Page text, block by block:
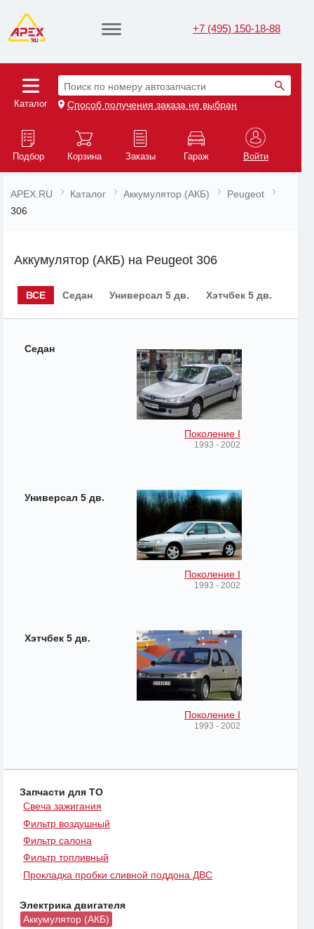
+7 (495) 150-18-88
Каталог
Поиск по номеру автозапчасти
Способ получения заказа не выбран
Подбор Корзина Заказы Гараж Войти
APEX.RU Каталог Аккумулятор (АКБ)
Peugeot
306
Аккумулятор (АКБ) на Peugeot 306
ВСЕ Седан Универсал 5 дв. Хэтчбек 5 дв.
Седан
Поколение I
1993 - 2002
Универсал 5 дв.
Поколение I
1993 - 2002
Хэтчбек 5 дв.
Поколение I
1993 - 2002
Запчасти для ТО
Свеча зажигания
Фильтр воздушный
Фильтр салона
Фильтр топливный
Прокладка пробки сливной поддона ДВС
Электрика двигателя
Аккумулятор (АКБ)